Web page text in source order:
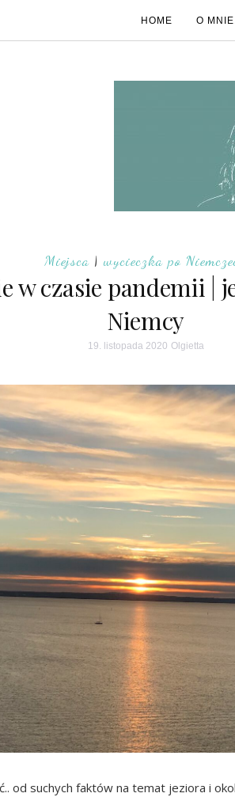
HOME O
Miejsca | wycieczka po
w czasie pandemii |
Niemcy
19. listopada 2020 Olgietta
od suchych faktów na temat jeziora i